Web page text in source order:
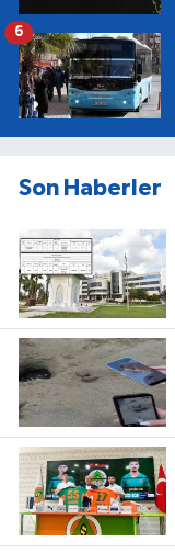
6
Son Haberler